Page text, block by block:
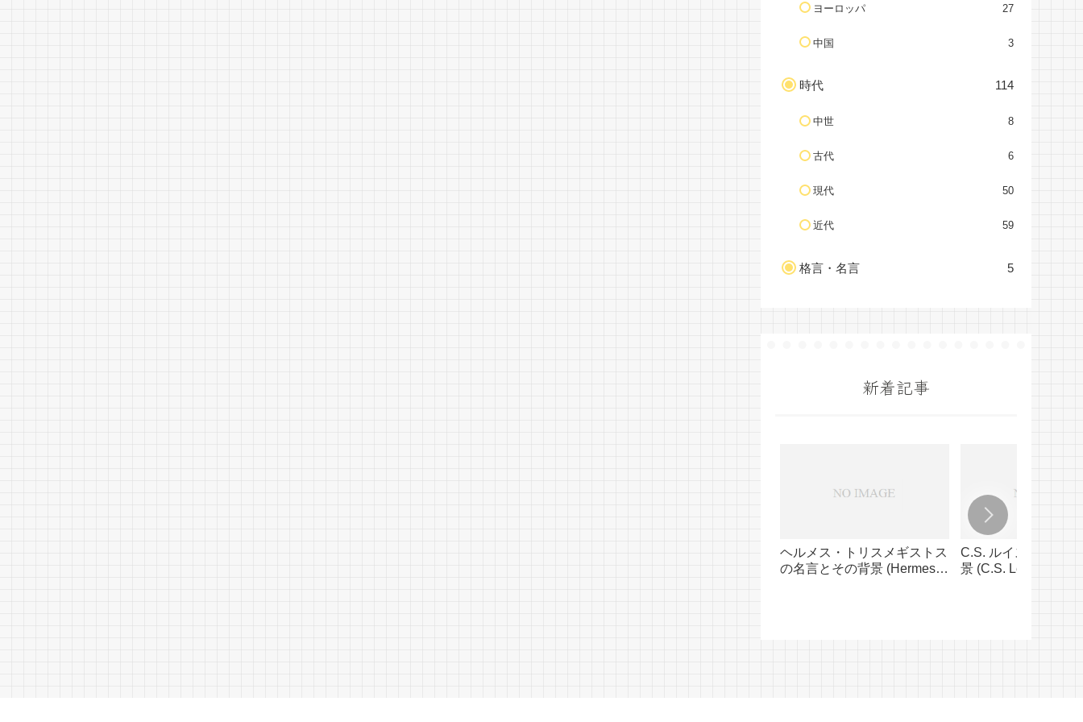
ヨーロッパ 27
中国 3
時代 114
中世 8
古代 6
現代 50
近代 59
格言・名言 5
新着記事
ヘルメス・トリスメギストス
の名言とその背景 (Hermes
C.S. ルイスの名言と
景 (C.S. Lewis’